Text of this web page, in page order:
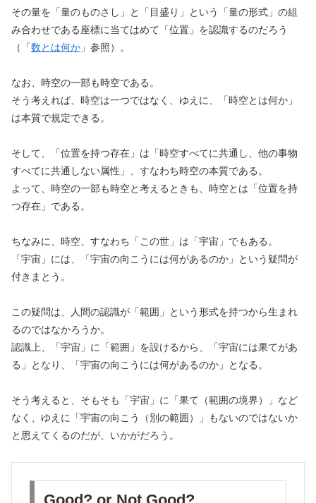
その量を「量のものさし」と「目盛り」という「量の形式」の組
み合わせである座標に当てはめて「位置」を認識するのだろう
（「数とは何か 」参照）。
なお、時空の一部も時空である。
そう考えれば、時空は一つではなく、ゆえに、「時空とは何か」
は本質で規定できる。
そして、「位置を持つ存在」は「時空すべてに共通し、他の事物
すべてに共通しない属性」、すなわち時空の本質である。
よって、時空の一部も時空と考えるときも、時空とは「位置を持
つ存在」である。
ちなみに、時空、すなわち「この世」は「宇宙」でもある。
「宇宙」には、「宇宙の向こうには何があるのか」という疑問が
付きまとう。
この疑問は、人間の認識が「範囲」という形式を持つから生まれ
るのではなかろうか。
認識上、「宇宙」に「範囲」を設けるから、「宇宙には果てがあ
る」となり、「宇宙の向こうには何があるのか」となる。
そう考えると、そもそも「宇宙」に「果て（範囲の境界）」など
なく、ゆえに「宇宙の向こう（別の範囲）」もないのではないか
と思えてくるのだが、いかがだろう。